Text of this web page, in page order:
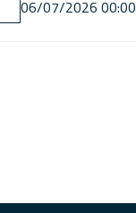
06/07/2026 00:00